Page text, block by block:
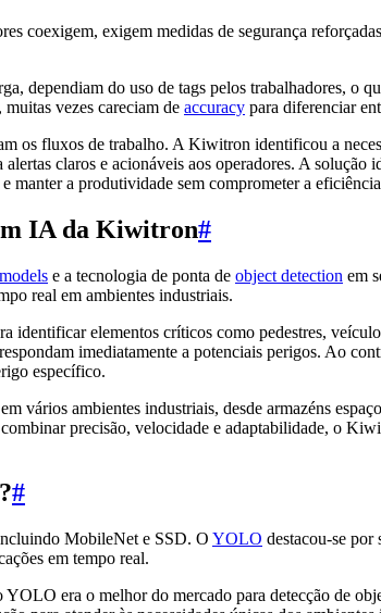
coexigem, exigem medidas de segurança
dependiam do uso de tags pelos trabalhadores, o
vezes careciam de accuracy para diferenciar
os fluxos de trabalho. A Kiwitron identificou a
claros e acionáveis aos operadores. A
manter a produtividade sem comprometer a
IA da Kiwitron#
e a tecnologia de ponta de object detection em
real em ambientes industriais.
identificar elementos críticos como pedestres,
imediatamente a potenciais perigos. Ao
específico.
vários ambientes industriais, desde armazéns
precisão, velocidade e adaptabilidade, o
#
MobileNet e SSD. O YOLO destacou-se por
em tempo real.
era o melhor do mercado para detecção de